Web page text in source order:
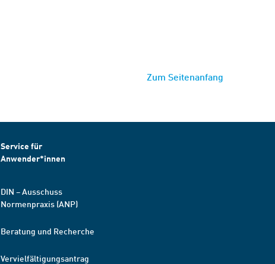
Zum Seitenanfang
Service für
Anwender*innen
DIN – Ausschuss
Normenpraxis (ANP)
Beratung und Recherche
Vervielfältigungsantrag